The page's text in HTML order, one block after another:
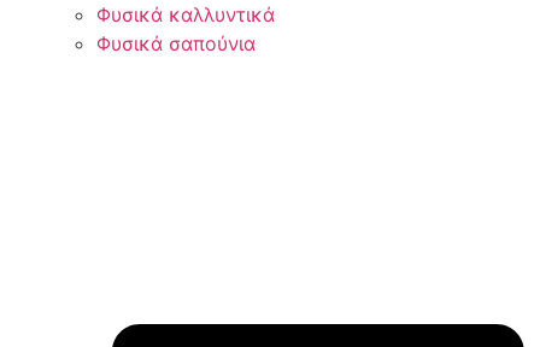
Φυσικά καλλυντικά
Φυσικά σαπούνια